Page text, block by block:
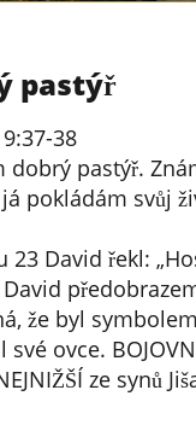
pastýř
38
dobrý pastýř.
pokládám svůj
23 David řekl:
že byl
své ovce.
ze synů